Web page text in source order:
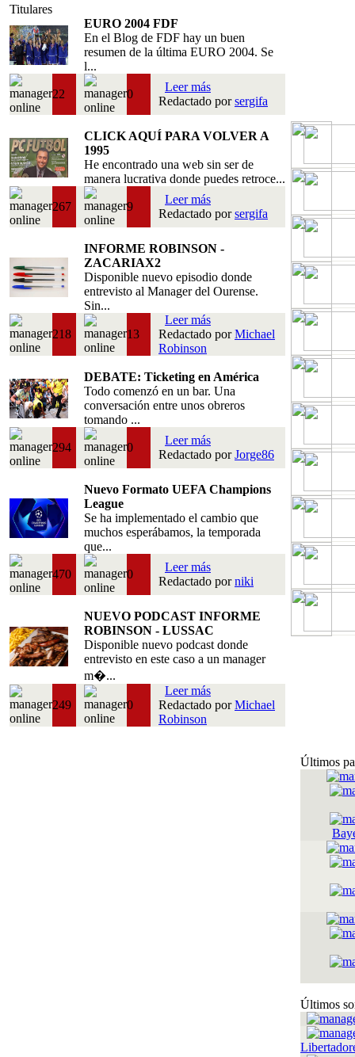
Titulares
EURO 2004 FDF
En el Blog de FDF hay un buen
resumen de la última EURO 2004. Se
l...
22 0
Leer más
Redactado porsergifa
CLICK AQUÍ PARA VOLVER A
1995
He encontrado una web sin ser de
manera lucrativa donde puedes retroce...
267 9
Leer más
Redactado porsergifa
INFORME ROBINSON -
ZACARIAX2
Disponible nuevo episodio donde
entrevisto al Manager del Ourense.
Sin...
218 13
Leer más
Redactado porMichael
Robinson
DEBATE: Ticketing en América
Todo comenzó en un bar. Una
conversación entre unos obreros
tomando ...
294 0
Leer más
Redactado porJorge86
Nuevo Formato UEFA Champions
League
Se ha implementado el cambio que
muchos esperábamos, la temporada
que...
470 0
Leer más
Redactado porniki
NUEVO PODCAST INFORME
ROBINSON - LUSSAC
Disponible nuevo podcast donde
entrevisto en este caso a un manager
m�...
249 0
Leer más
Redactado porMichael
Robinson
Últimos
Últimos